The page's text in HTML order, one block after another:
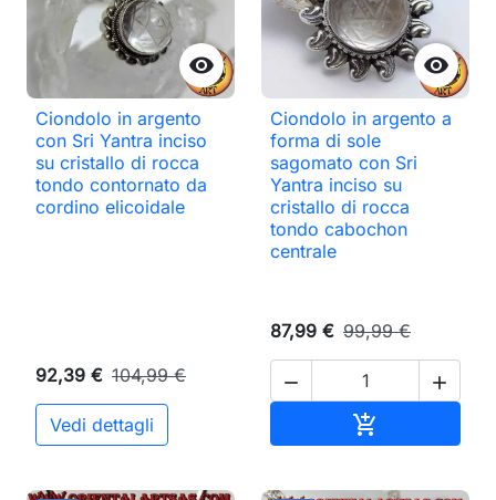

Ciondolo in argento
con Sri Yantra inciso
su cristallo di rocca
tondo contornato da
cordino elicoidale
92,39 € 104,99 €
Vedi dettagli

Ciondolo in argento a
forma di sole
sagomato con Sri
Yantra inciso su
cristallo di rocca
tondo cabochon
centrale
87,99 € 99,99 €
 
